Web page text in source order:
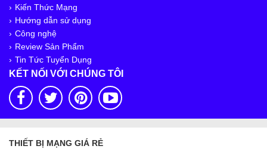
Kiến Thức Mạng
Hướng dẫn sử dụng
Công nghệ
Review Sản Phẩm
Tin Tức Tuyển Dụng
KẾT NỐI VỚI CHÚNG TÔI
THIẾT BỊ MẠNG GIÁ RẺ